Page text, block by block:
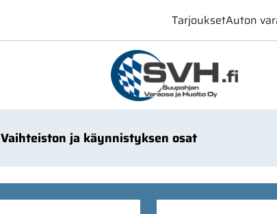
TarjouksetAuton
Vaihteiston ja käynnistyksen osat